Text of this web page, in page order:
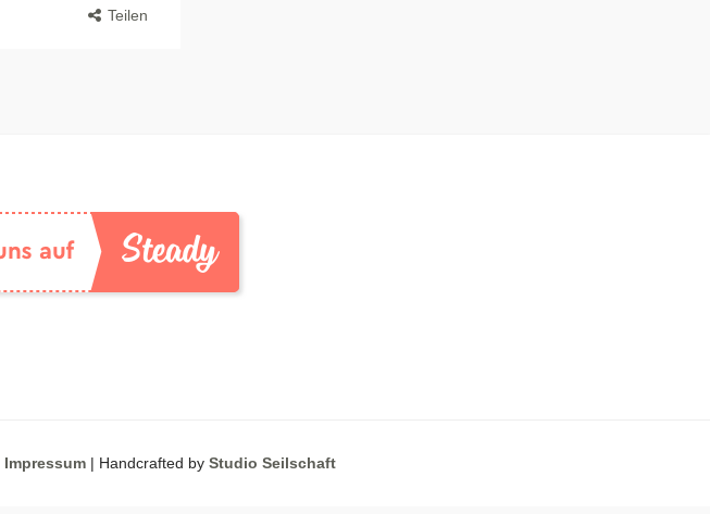
Teilen
Impressum| Handcrafted by Studio Seilschaft